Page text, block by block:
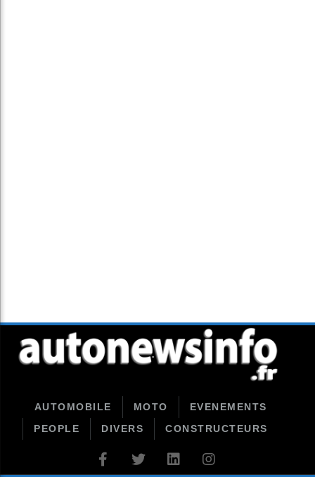
AUTOMOBILE MOTO
EVENEMENTS
PEOPLE
DIVERS CONSTRUCTEURS